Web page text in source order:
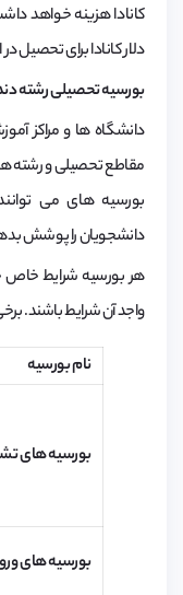
دلار کانادا برای تحصیل
بورسیه تحصیلی رشته
دانشگاه‌ ها و مراکز
مقاطع تحصیلی و رشته‌
بورسیه های می
دانشجویان را پوشش
هر بورسیه شرایط خاص
واجد آن شرایط باشند.
نام بورسیه
بورسیه ‌های
بورسیه‌ های